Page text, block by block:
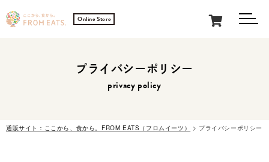
メニ
Online Store
プライバシーポリシー
privacy policy
通販サイト：ここから、食から。FROM EATS（フロムイーツ） > プライバシーポリシー